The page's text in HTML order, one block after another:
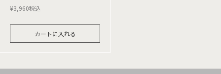
¥3,960税込
カートに入れる